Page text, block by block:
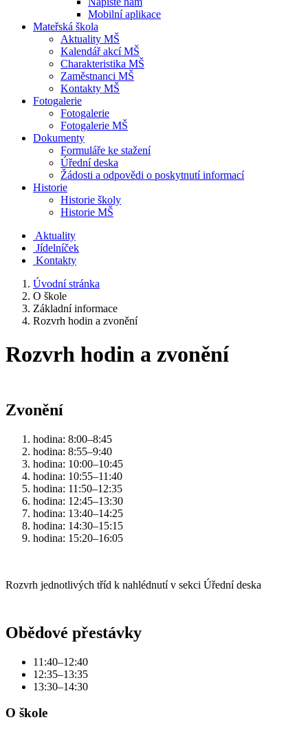
Mobilní aplikace
Mateřská škola
Aktuality MŠ
Kalendář akcí MŠ
Charakteristika MŠ
Zaměstnanci MŠ
Kontakty MŠ
Fotogalerie
Fotogalerie
Fotogalerie MŠ
Dokumenty
Formuláře ke stažení
Úřední deska
Žádosti a odpovědi o poskytnutí informací
Historie
Historie školy
Historie MŠ
Aktuality
Jídelníček
Kontakty
Úvodní stránka
O škole
Základní informace
Rozvrh hodin a zvonění
Rozvrh hodin a zvonění
Zvonění
hodina: 8:00–8:45
hodina: 8:55–9:40
hodina: 10:00–10:45
hodina: 10:55–11:40
hodina: 11:50–12:35
hodina: 12:45–13:30
hodina: 13:40–14:25
hodina: 14:30–15:15
hodina: 15:20–16:05
Rozvrh jednotlivých tříd k nahlédnutí v sekci Úřední deska
Obědové přestávky
11:40–12:40
12:35–13:35
13:30–14:30
O škole